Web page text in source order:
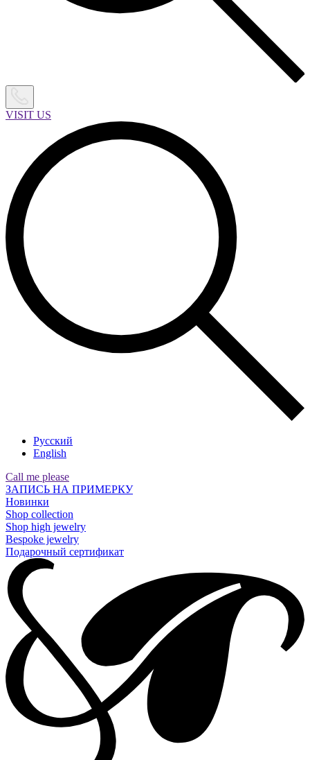
VISIT US
Русский
English
Call me please
ЗАПИСЬ НА ПРИМЕРКУ
Новинки
Shop collection
Shop high jewelry
Bespoke jewelry
Подарочный сертификат